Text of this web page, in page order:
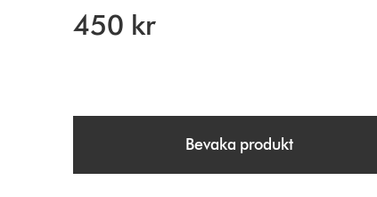
450 kr
Bevaka produkt